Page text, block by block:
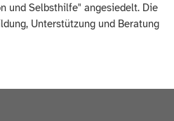
und Selbsthilfe" angesiedelt. Die
Unterstützung und Beratung